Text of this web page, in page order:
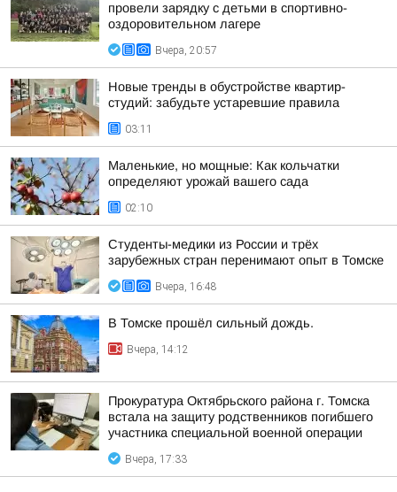
провели зарядку с детьми в спортивно-
оздоровительном лагере
Вчера, 20:57
Новые тренды в обустройстве квартир-
студий: забудьте устаревшие правила
03:11
Маленькие, но мощные: Как кольчатки
определяют урожай вашего сада
02:10
Студенты-медики из России и трёх
зарубежных стран перенимают опыт в Томске
Вчера, 16:48
В Томске прошёл сильный дождь.
Вчера, 14:12
Прокуратура Октябрьского района г. Томска
встала на защиту родственников погибшего
участника специальной военной операции
Вчера, 17:33